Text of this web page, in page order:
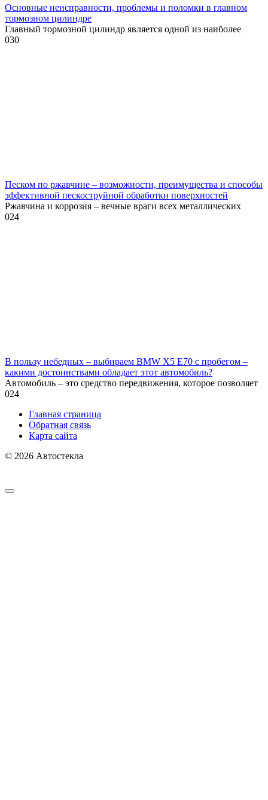
Основные неисправности, проблемы и поломки в главном
тормозном цилиндре
Главный тормозной цилиндр является одной из наиболее
030
Песком по ржавчине – возможности, преимущества и способы
эффективной пескоструйной обработки поверхностей
Ржавчина и коррозия – вечные враги всех металлических
024
В пользу небедных – выбираем BMW X5 E70 с пробегом –
какими достоинствами обладает этот автомобиль?
Автомобиль – это средство передвижения, которое позволяет
024
Главная страница
Обратная связь
Карта сайта
© 2026 Автостекла